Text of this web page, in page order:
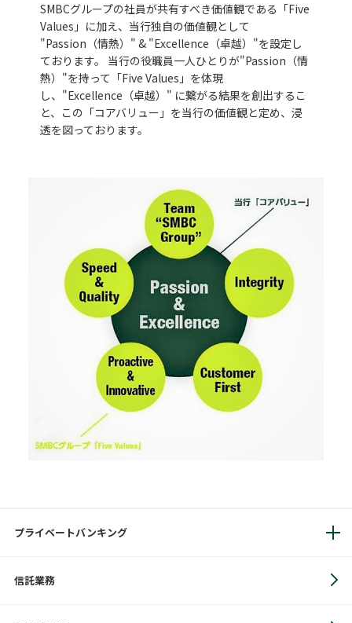
SМBCグループの社員が共有すべき価値観である「Five
Values」に加え、当行独自の価値観として
"Passion（情熱）" & "Excellence（卓越）"を設定し
ております。 当行の役職員一人ひとりが"Passion（情
熱）"を持って「Five Values」を体現
し、"Excellence（卓越）" に繋がる結果を創出するこ
と、この「コアバリュー」を当行の価値観と定め、浸
透を図っております。
プライベートバンキング
信託業務